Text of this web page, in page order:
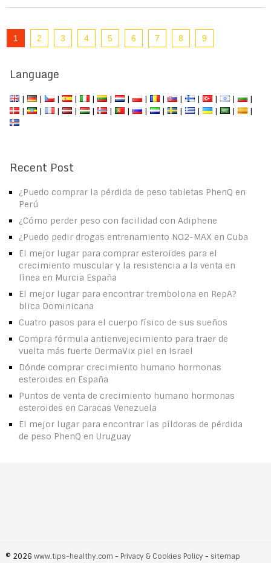
1 2 3 4 5 6 7 8 9
Language
| | | | | | | | | | | | |
|
|
| | | | | | | | | | | | |
Recent Post
¿Puedo comprar la pérdida de peso tabletas PhenQ en
Perú
¿Cómo perder peso con facilidad con Adiphene
¿Puedo pedir drogas entrenamiento NO2-MAX en Cuba
El mejor lugar para comprar esteroides para el
crecimiento muscular y la resistencia a la venta en
línea en Murcia España
El mejor lugar para encontrar trembolona en RepA?
blica Dominicana
Cuatro pasos para el cuerpo físico de sus sueños
Compra fórmula antienvejecimiento para traer de
vuelta más fuerte DermaVix piel en Israel
Dónde comprar crecimiento humano hormonas
esteroides en España
Puntos de venta de crecimiento humano hormonas
esteroides en Caracas Venezuela
El mejor lugar para encontrar las píldoras de pérdida
de peso PhenQ en Uruguay
© 2026 www.tips-healthy.com - Privacy & Cookies Policy - sitemap